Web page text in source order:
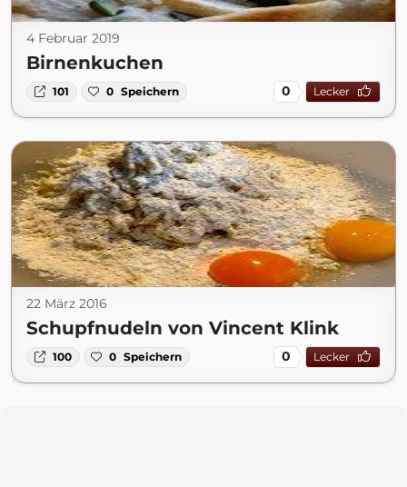
4 Februar 2019
Birnenkuchen
101 0 Speichern 0 Lecker
22 März 2016
Schupfnudeln von Vincent Klink
100 0 Speichern 0 Lecker